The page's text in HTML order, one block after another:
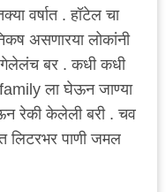
वर्षात . हॉटेल चा
असणारया लोकांनी
गेलेलंच बर . कधी कधी
ला घेऊन जाण्या
रेकी केलेली बरी . चव
लिटरभर पाणी जमल